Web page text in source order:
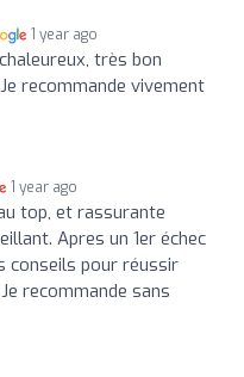
1 year ago
très bon
recommande vivement
1 year ago
top, et rassurante
Apres un 1er échec
conseils pour réussir
recommande sans